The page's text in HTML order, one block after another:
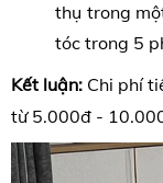
thụ trong
tóc trong 5
Kết luận: Chi phí
từ 5.000đ -